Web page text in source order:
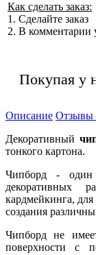
Как сделать заказ:
1. Сделайте заказ
2. В комментарии
Покупая у
Описание Отзывы
Декоративный
тонкого картона.
Чипборд - один
декоративных
кардмейкинга,
создания
Чипборд не
поверхности с